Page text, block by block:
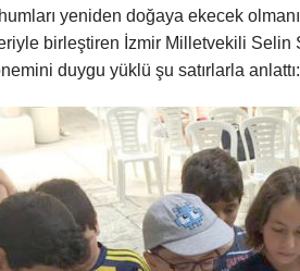
yeniden doğaya ekecek
birleştiren İzmir Milletvekili
duygu yüklü şu satırlarla anlattı: